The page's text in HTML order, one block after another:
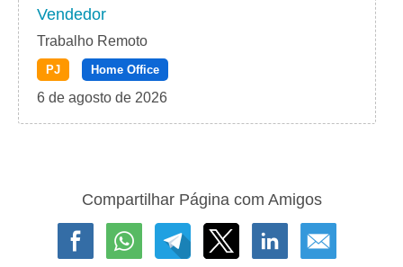
Vendedor
Trabalho Remoto
PJ Home Office
6 de agosto de 2026
Compartilhar Página com Amigos